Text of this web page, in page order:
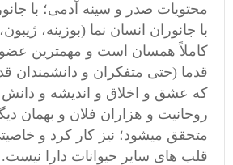
محتویات صدر و سینه آدمی؛ با
با جانوران انسان نما (بوزینه،
کاملاً همسان است و مهمترین
قدما (حتی متفکران و دانشمندان
که عشق و اخلاق و اندیشه و
روحانیت و هزاران فلان و بهمان
متحقق میشود؛ نیز کار کرد و
قلب های سایر حیوانات دارا نیست.